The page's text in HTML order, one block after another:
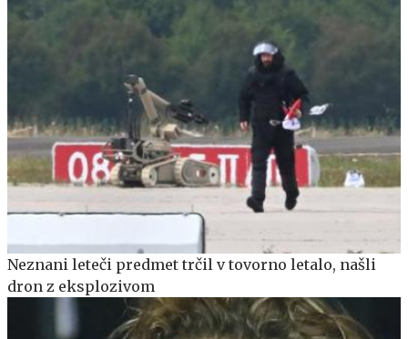
Neznani leteči predmet trčil v tovorno letalo, našli
dron z eksplozivom